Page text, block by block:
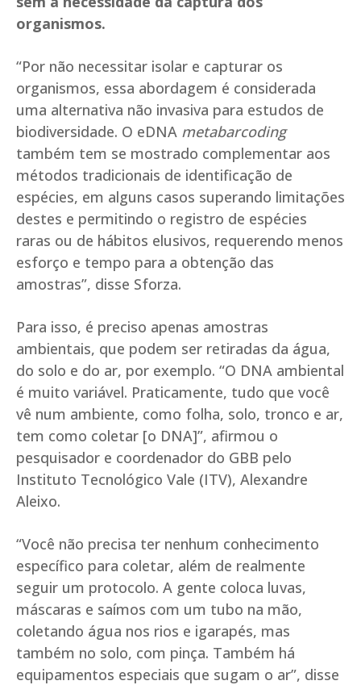
organismos.
“Por não necessitar isolar e capturar os
organismos, essa abordagem é considerada
uma alternativa não invasiva para estudos de
biodiversidade. O eDNA metabarcoding
também tem se mostrado complementar aos
métodos tradicionais de identificação de
espécies, em alguns casos superando limitações
destes e permitindo o registro de espécies
raras ou de hábitos elusivos, requerendo menos
esforço e tempo para a obtenção das
amostras”, disse Sforza.
Para isso, é preciso apenas amostras
ambientais, que podem ser retiradas da água,
do solo e do ar, por exemplo. “O DNA ambiental
é muito variável. Praticamente, tudo que você
vê num ambiente, como folha, solo, tronco e ar,
tem como coletar [o DNA]”, afirmou o
pesquisador e coordenador do GBB pelo
Instituto Tecnológico Vale (ITV), Alexandre
Aleixo.
“Você não precisa ter nenhum conhecimento
específico para coletar, além de realmente
seguir um protocolo. A gente coloca luvas,
máscaras e saímos com um tubo na mão,
coletando água nos rios e igarapés, mas
também no solo, com pinça. Também há
equipamentos especiais que sugam o ar”, disse